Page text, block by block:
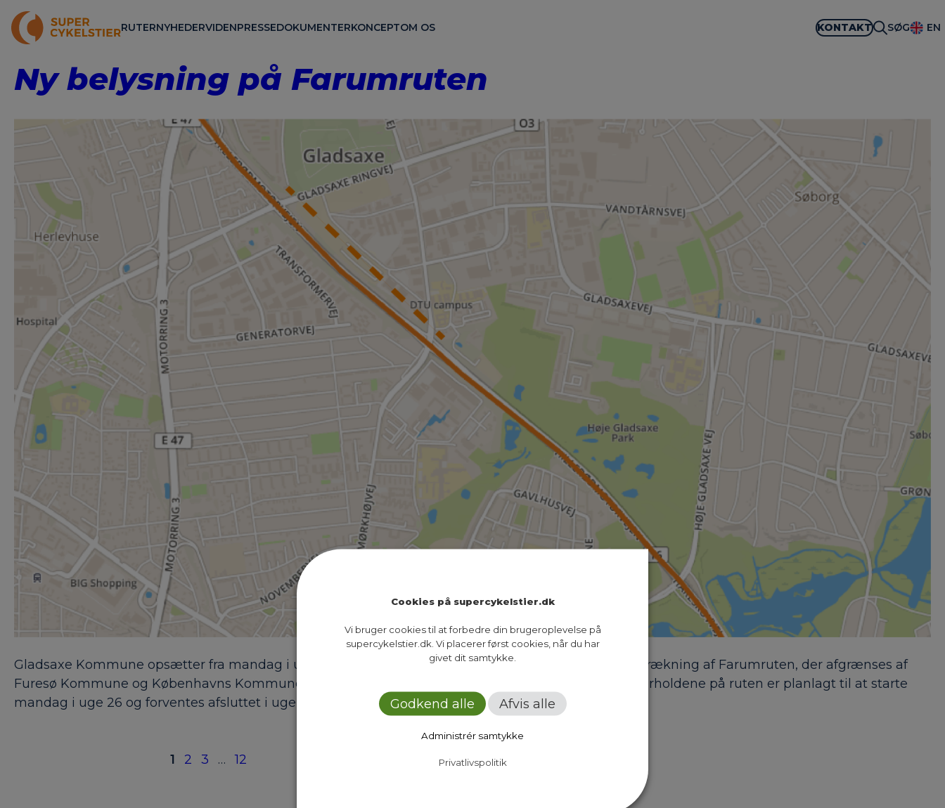
RUTERNYHEDERVIDENPRESSEDOKUMENTERKONCEPTOM OS KONTAKT SØG EN
Ny belysning på Farumruten
Gladsaxe Kommune opsætter fra mandag i uge 26 nyt LED-lys på Farumruten. Dette sker på den strækning af Farumruten, der afgrænses af
Furesø Kommune og Københavns Kommune. Anlægsarbejdet der har til hensigt at forbedre cykelforholdene på ruten er planlagt til at starte
mandag i uge 26 og forventes afsluttet i uge 35. Arbejdet kommer til…
1 2 3 … 12
Cookies på supercykelstier.dk
Vi bruger cookies til at forbedre din brugeroplevelse på
supercykelstier.dk. Vi placerer først cookies, når du har
givet dit samtykke.
Godkend alle Afvis alle
Administrér samtykke
Privatlivspolitik